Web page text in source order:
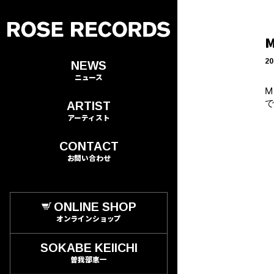
NEWS
ニュース
ARTIST
アーティスト
CONTACT
お問い合わせ
ONLINE SHOP
オンラインショップ
SOKABE KEIICHI
曽我部恵一